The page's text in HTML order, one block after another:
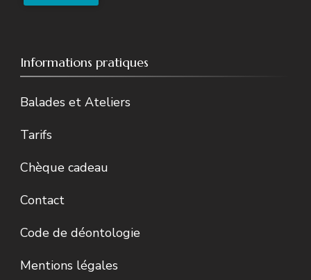
Informations pratiques
Balades et Ateliers
Tarifs
Chèque cadeau
Contact
Code de déontologie
Mentions légales